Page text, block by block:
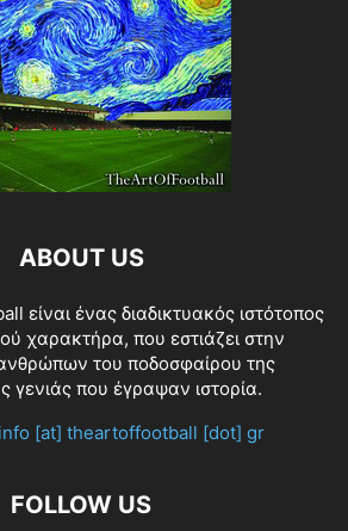
ABOUT US
είναι ένας διαδικτυακός ιστότοπος
χαρακτήρα, που εστιάζει στην
του ποδοσφαίρου της
γενιάς που έγραψαν ιστορία.
info [at] theartoffootball [dot] gr
FOLLOW US